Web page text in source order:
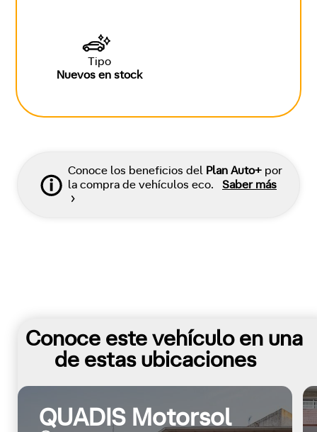
Tipo
Nuevos en stock
Conoce los beneficios del Plan Auto+ por
la compra de vehículos eco.
Saber más
Conoce este vehículo en una
de estas ubicaciones
QUADIS Motorsol